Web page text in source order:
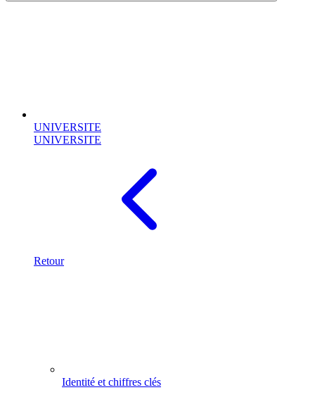
UNIVERSITE
UNIVERSITE
Retour
Identité et chiffres clés